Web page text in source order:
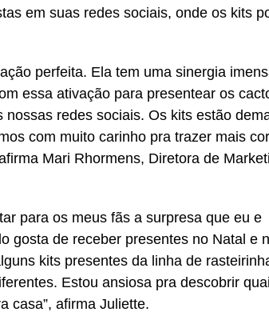
em suas redes sociais, onde os kits
perfeita. Ela tem uma sinergia
essa ativação para presentear os
redes sociais. Os kits estão
com muito carinho pra trazer mais
Mari Rhormens, Diretora de
para os meus fãs a surpresa que eu e
gosta de receber presentes no Natal e
kits presentes da linha de
Estou ansiosa pra descobrir
casa”, afirma Juliette.